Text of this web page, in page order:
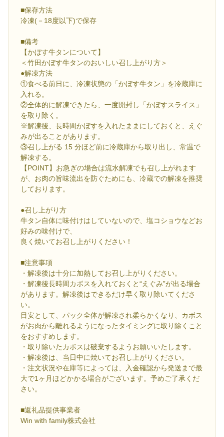
■保存方法
冷凍(－18度以下)で保存
■備考
【かぼす牛タンについて】
＜竹田かぼす牛タンのおいしい召し上がり方＞
●解凍方法
①食べる前日に、冷凍状態の「かぼす牛タン」を冷蔵庫に
入れる。
②全体的に解凍できたら、一度開封し「かぼすスライス」
を取り除く。
※解凍後、長時間かぼすを入れたままにしておくと、えぐ
みが出ることがあります。
③召し上がる 15 分ほど前に冷蔵庫から取り出し、常温で
解凍する。
【POINT】お急ぎの場合は流水解凍でも召し上がれます
が、お肉の旨味流出を防ぐためにも、冷蔵での解凍を推奨
しております。
●召し上がり方
牛タン自体に味付けはしていないので、塩コショウなどお
好みの味付けで、
良く焼いてお召し上がりください！
■注意事項
・解凍後は十分に加熱してお召し上がりください。
・解凍後長時間カボスを入れておくと“えぐみ”が出る場合
があります。解凍後はできるだけ早く取り除いてくださ
い。
目安として、パック全体が解凍され柔らかくなり、カボス
がお肉から離れるようになったタイミングに取り除くこと
をおすすめします。
・取り除いたカボスは破棄するようお願いいたします。
・解凍後は、当日中に焼いてお召し上がりください。
・注文状況や在庫等によっては、入金確認から発送まで最
大で1ヶ月ほどかかる場合がございます。予めご了承くだ
さい。
■返礼品提供事業者
Win with family株式会社